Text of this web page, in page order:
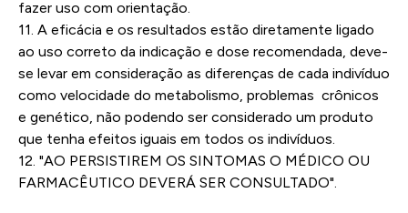
fazer uso com orientação.
11. A eficácia e os resultados estão diretamente ligado
ao uso correto da indicação e dose recomendada, deve-
se levar em consideração as diferenças de cada indivíduo
como velocidade do metabolismo, problemas crônicos
e genético, não podendo ser considerado um produto
que tenha efeitos iguais em todos os indivíduos.
12. "AO PERSISTIREM OS SINTOMAS O MÉDICO OU
FARMACÊUTICO DEVERÁ SER CONSULTADO".